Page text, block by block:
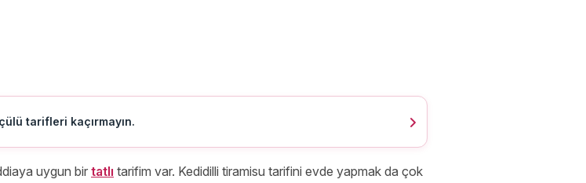
tarifleri kaçırmayın.
uygun bir tatlı tarifim var. Kedidilli tiramisu tarifini evde yapmak da çok